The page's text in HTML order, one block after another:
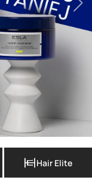
Hair Elite